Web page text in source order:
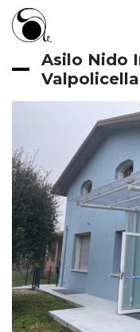
Asilo Nido
Valpolicella